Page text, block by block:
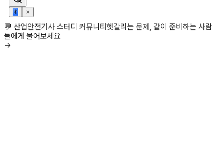
✳ ×
💬 산업안전기사 스터디 커뮤니티헷갈리는 문제, 같이 준비하는 사람
들에게 물어보세요
→